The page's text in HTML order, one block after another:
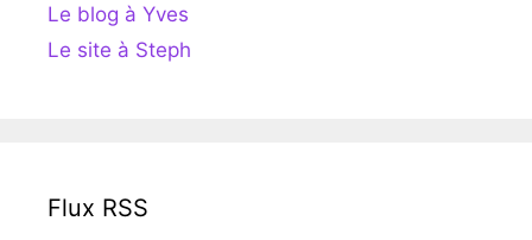
Le blog à Yves
Le site à Steph
Flux RSS